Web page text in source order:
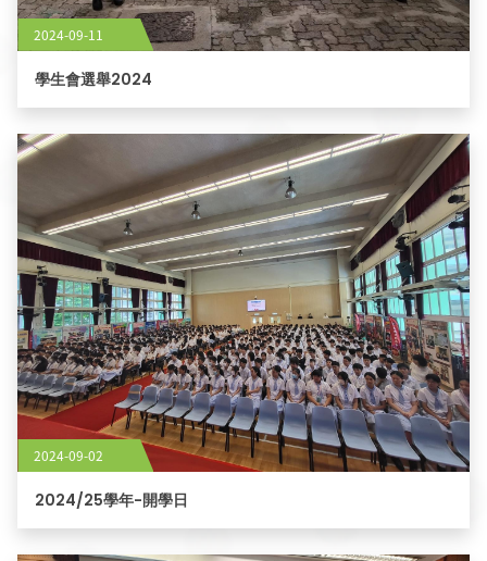
2024-09-11
學生會選舉2024
2024-09-02
2024/25學年-開學日